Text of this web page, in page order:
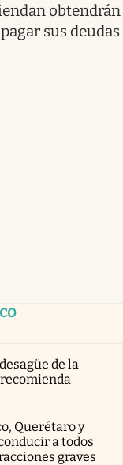
obtendrán
sus deudas
de la
Querétaro y
a todos
graves